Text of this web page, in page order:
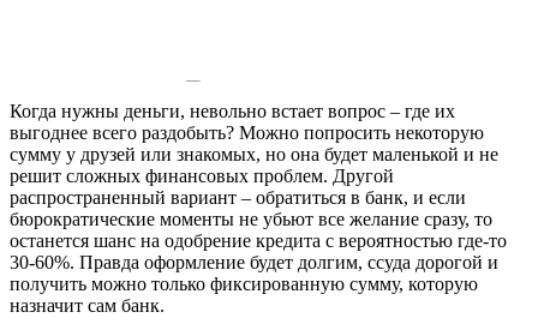
Федор Калнышов
Были нужны деньги для решения
личных проблем, здесь взял кредит.
Когда нужны деньги, невольно встает вопрос – где их
выгоднее всего раздобыть? Можно попросить некоторую
сумму у друзей или знакомых, но она будет маленькой и не
решит сложных финансовых проблем. Другой
распространенный вариант – обратиться в банк, и если
бюрократические моменты не убьют все желание сразу, то
останется шанс на одобрение кредита с вероятностью где-то
30-60%. Правда оформление будет долгим, ссуда дорогой и
получить можно только фиксированную сумму, которую
назначит сам банк.